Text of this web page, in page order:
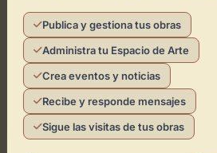
Un espacio dedicado a la
Museo de Figuras FiJAS se erige
cultural en la localidad de
Directorio de Arte
Publica y gestiona tus obras
Administra tu Espacio de Arte
Crea eventos y noticias
Recibe y responde mensajes
Sigue las visitas de tus obras